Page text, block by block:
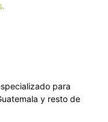
para
y resto de